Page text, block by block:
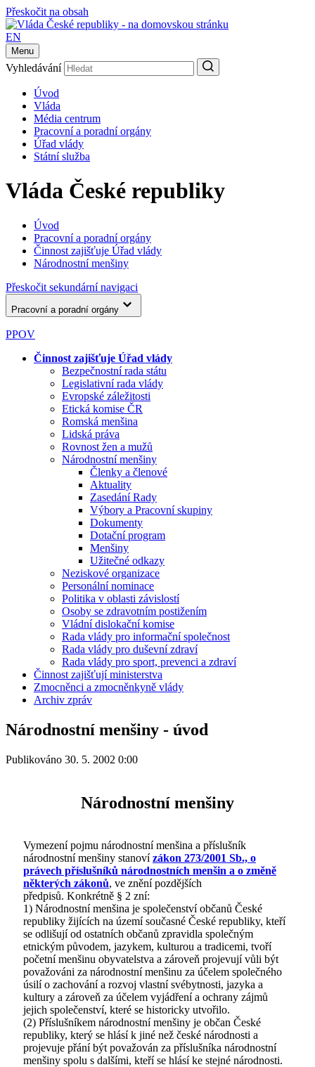
Přeskočit na obsah
EN
Menu
Vyhledávání
Úvod
Vláda
Média centrum
Pracovní a poradní orgány
Úřad vlády
Státní služba
Vláda České republiky
Úvod
Pracovní a poradní orgány
Činnost zajišťuje Úřad vlády
Národnostní menšiny
Přeskočit sekundární navigaci
Pracovní a poradní orgány
PPOV
Činnost zajišťuje Úřad vlády
Bezpečnostní rada státu
Legislativní rada vlády
Evropské záležitosti
Etická komise ČR
Romská menšina
Lidská práva
Rovnost žen a mužů
Národnostní menšiny
Členky a členové
Aktuality
Zasedání Rady
Výbory a Pracovní skupiny
Dokumenty
Dotační program
Menšiny
Užitečné odkazy
Neziskové organizace
Personální nominace
Politika v oblasti závislostí
Osoby se zdravotním postižením
Vládní dislokační komise
Rada vlády pro informační společnost
Rada vlády pro duševní zdraví
Rada vlády pro sport, prevenci a zdraví
Činnost zajišťují ministerstva
Zmocněnci a zmocněnkyně vlády
Archiv zpráv
Národnostní menšiny - úvod
Publikováno 30. 5. 2002 0:00
Národnostní menšiny
Vymezení pojmu národnostní menšina a příslušník
národnostní menšiny stanovízákon 273/2001 Sb., o
právech příslušníků národnostních menšin a o změně
některých zákonů, ve znění pozdějších
předpisů. Konkrétně § 2 zní:
1) Národnostní menšina je společenství občanů České
republiky žijících na území současné České republiky, kteří
se odlišují od ostatních občanů zpravidla společným
etnickým původem, jazykem, kulturou a tradicemi, tvoří
početní menšinu obyvatelstva a zároveň projevují vůli být
považováni za národnostní menšinu za účelem společného
úsilí o zachování a rozvoj vlastní svébytnosti, jazyka a
kultury a zároveň za účelem vyjádření a ochrany zájmů
jejich společenství, které se historicky utvořilo.
(2) Příslušníkem národnostní menšiny je občan České
republiky, který se hlásí k jiné než české národnosti a
projevuje přání být považován za příslušníka národnostní
menšiny spolu s dalšími, kteří se hlásí ke stejné národnosti.